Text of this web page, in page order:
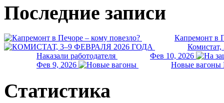
Последние записи
Капремонт в
Комистат,
Наказали работодателя
Фев 10, 2026
Фев 9, 2026
Новые вагоны
Статистика